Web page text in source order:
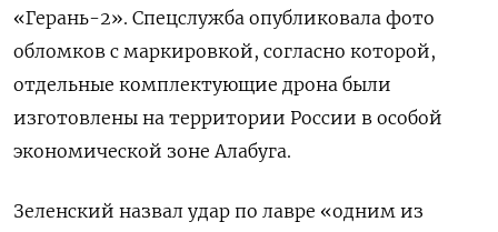
«Герань-2». Спецслужба опубликовала фото
обломков с маркировкой, согласно которой,
отдельные комплектующие дрона были
изготовлены на территории России в особой
экономической зоне Алабуга.
Зеленский назвал удар по лавре «одним из